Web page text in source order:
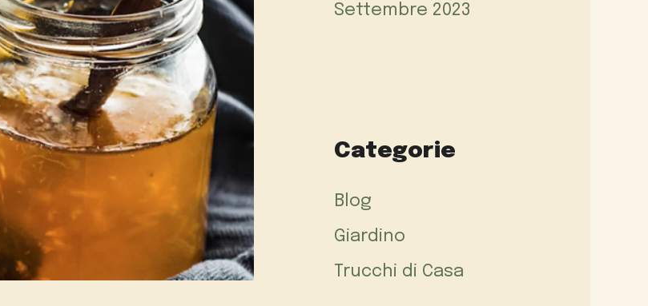
Settembre 2023
Categorie
Blog
Giardino
Trucchi di Casa